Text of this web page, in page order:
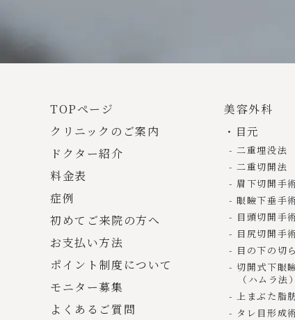
TOPページ
クリニックのご案内
ドクター紹介
料金表
症例
初めてご来院の方へ
お支払い方法
ポイント制度について
モニター募集
よくあるご質問
美容外科
目元
二重埋没法
二重切開法
眉下切開手
眼瞼下垂手
目頭切開手
目尻切開手
目の下の切
切開式下眼
（ハムラ法）
上まぶた脂
タレ目形成